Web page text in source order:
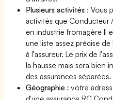
Plusieurs activités : Vous
activités que Conducteur
en industrie fromagère Il
une liste assez précise
à l'assureur. Le prix de
la hausse mais sera bien
des assurances séparées.
Géographie :votre